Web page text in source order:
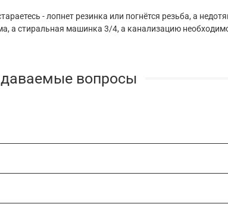
- лопнет резинка или погнётся резьба, а
а стиральная машинка 3/4, а канализацию
вопросы
подробному описанию, проекту, фотографиям и